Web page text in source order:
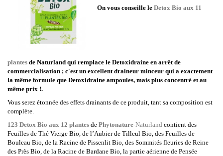
On vous conseille le Detox Bio aux 11
plantes de Naturland qui remplace le Detoxidraine en arrêt de
commercialisation ; c'est un excellent draineur minceur qui a exactement
la même formule que Detoxidraine ampoules, mais plus concentré et au
même prix !.
Vous serez étonnée des effets drainants de ce produit, tant sa composition est
complète.
123 Detox Bio aux 12 plantes de Phytonature-Naturland contient des
Feuilles de Thé Vierge Bio, de l’Aubier de Tilleul Bio, des Feuilles de
Bouleau Bio, de la Racine de Pissenlit Bio, des Sommités fleuries de Reine
des Près Bio, de la Racine de Bardane Bio, la partie aérienne de Pensée